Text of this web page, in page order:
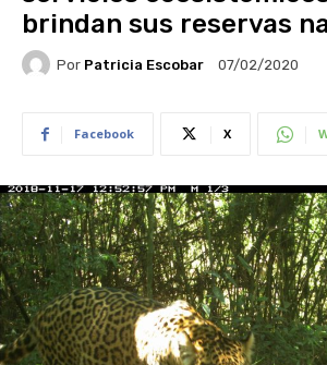
brindan sus reservas
Por Patricia Escobar 07/02/2020
Facebook X